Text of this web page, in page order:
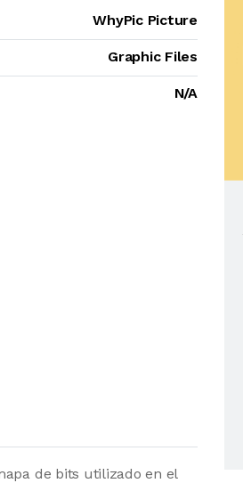
WhyPic Picture
Graphic Files
N/A
de bits utilizado en el